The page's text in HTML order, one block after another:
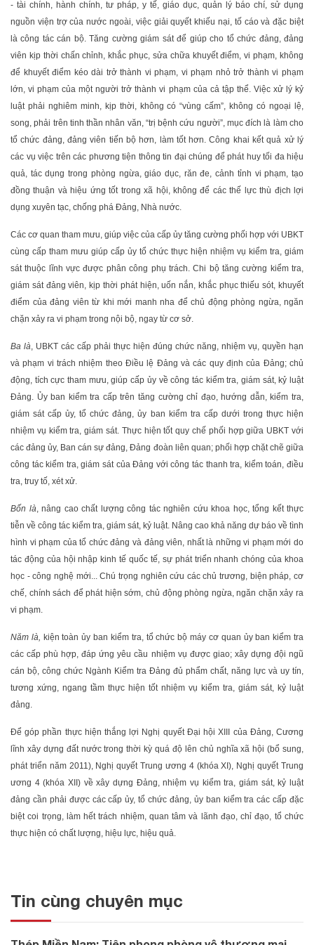
- tài chính, hành chính, tư pháp, y tế, giáo dục, quản lý báo chí, sử dụng
nguồn viện trợ của nước ngoài, việc giải quyết khiếu nại, tố cáo và đặc biệt
là công tác cán bộ. Tăng cường giám sát để giúp cho tổ chức đảng, đảng
viên kịp thời chấn chỉnh, khắc phục, sửa chữa khuyết điểm, vi phạm, không
để khuyết điểm kéo dài trở thành vi phạm, vi phạm nhỏ trở thành vi phạm
lớn, vi phạm của một người trở thành vi phạm của cả tập thể. Việc xử lý kỷ
luật phải nghiêm minh, kịp thời, không có “vùng cấm”, không có ngoại lệ,
song, phải trên tinh thần nhân văn, “trị bệnh cứu người”, mục đích là làm cho
tổ chức đảng, đảng viên tiến bộ hơn, làm tốt hơn. Công khai kết quả xử lý
các vụ việc trên các phương tiện thông tin đại chúng để phát huy tối đa hiệu
quả, tác dụng trong phòng ngừa, giáo dục, răn đe, cảnh tỉnh vi phạm, tạo
đồng thuận và hiệu ứng tốt trong xã hội, không để các thế lực thù địch lợi
dụng xuyên tạc, chống phá Đảng, Nhà nước.
Các cơ quan tham mưu, giúp việc của cấp ủy tăng cường phối hợp với UBKT
cùng cấp tham mưu giúp cấp ủy tổ chức thực hiện nhiệm vụ kiểm tra, giám
sát thuộc lĩnh vực được phân công phụ trách. Chi bộ tăng cường kiểm tra,
giám sát đảng viên, kịp thời phát hiện, uốn nắn, khắc phục thiếu sót, khuyết
điểm của đảng viên từ khi mới manh nha để chủ động phòng ngừa, ngăn
chặn xảy ra vi phạm trong nội bộ, ngay từ cơ sở.
Ba là, UBKT các cấp phải thực hiện đúng chức năng, nhiệm vụ, quyền hạn
và phạm vi trách nhiệm theo Điều lệ Đảng và các quy định của Đảng; chủ
động, tích cực tham mưu, giúp cấp ủy về công tác kiểm tra, giám sát, kỷ luật
Đảng. Ủy ban kiểm tra cấp trên tăng cường chỉ đạo, hướng dẫn, kiểm tra,
giám sát cấp ủy, tổ chức đảng, ủy ban kiểm tra cấp dưới trong thực hiện
nhiệm vụ kiểm tra, giám sát. Thực hiện tốt quy chế phối hợp giữa UBKT với
các đảng ủy, Ban cán sự đảng, Đảng đoàn liên quan; phối hợp chặt chẽ giữa
công tác kiểm tra, giám sát của Đảng với công tác thanh tra, kiểm toán, điều
tra, truy tố, xét xử.
Bốn là, nâng cao chất lượng công tác nghiên cứu khoa học, tổng kết thực
tiễn về công tác kiểm tra, giám sát, kỷ luật. Nâng cao khả năng dự báo về tình
hình vi phạm của tổ chức đảng và đảng viên, nhất là những vi phạm mới do
tác động của hội nhập kinh tế quốc tế, sự phát triển nhanh chóng của khoa
học - công nghệ mới... Chú trọng nghiên cứu các chủ trương, biện pháp, cơ
chế, chính sách để phát hiện sớm, chủ động phòng ngừa, ngăn chặn xảy ra
vi phạm.
Năm là, kiện toàn ủy ban kiểm tra, tổ chức bộ máy cơ quan ủy ban kiểm tra
các cấp phù hợp, đáp ứng yêu cầu nhiệm vụ được giao; xây dựng đội ngũ
cán bộ, công chức Ngành Kiểm tra Đảng đủ phẩm chất, năng lực và uy tín,
tương xứng, ngang tầm thực hiện tốt nhiệm vụ kiểm tra, giám sát, kỷ luật
đảng.
Để góp phần thực hiện thắng lợi Nghị quyết Đại hội XIII của Đảng, Cương
lĩnh xây dựng đất nước trong thời kỳ quá độ lên chủ nghĩa xã hội (bổ sung,
phát triển năm 2011), Nghị quyết Trung ương 4 (khóa XI), Nghị quyết Trung
ương 4 (khóa XII) về xây dựng Đảng, nhiệm vụ kiểm tra, giám sát, kỷ luật
đảng cần phải được các cấp ủy, tổ chức đảng, ủy ban kiểm tra các cấp đặc
biệt coi trọng, làm hết trách nhiệm, quan tâm và lãnh đạo, chỉ đạo, tổ chức
thực hiện có chất lượng, hiệu lực, hiệu quả.
Tin cùng chuyên mục